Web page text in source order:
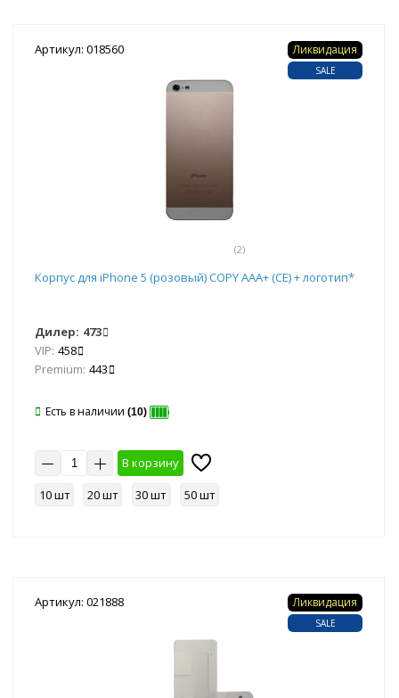
Артикул: 018560
(2)
Ликвидация
SALE
Корпус для iPhone 5 (розовый) COPY AAA+ (CE) + логотип*
Дилер: 473
VIP: 458
Premium: 443
Есть в наличии (10)
В корзину
10 шт
20 шт 30 шт 50 шт
Артикул: 021888 Ликвидация
SALE